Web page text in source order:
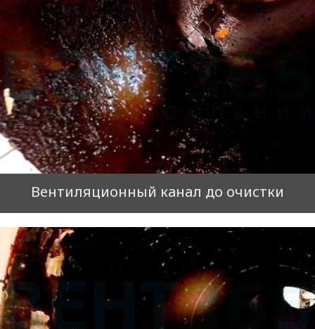
Вентиляционный канал до очистки